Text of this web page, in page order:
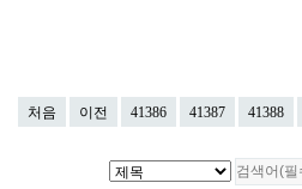
처음 이전 41386 41387 41388